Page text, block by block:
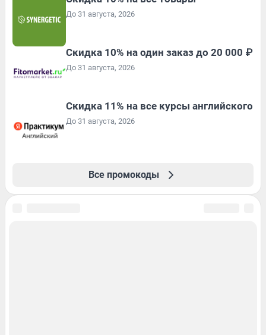
До 31 августа, 2026
Скидка 10% на один заказ до 20 000 ₽
До 31 августа, 2026
Скидка 11% на все курсы английского
До 31 августа, 2026
Все промокоды